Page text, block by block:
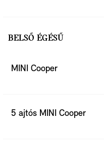
BELSŐ ÉGÉSŰ
MINI Cooper
5 ajtós MINI Cooper